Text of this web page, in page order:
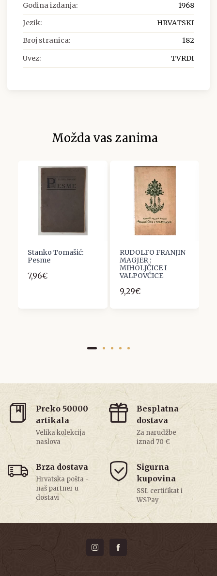
Godina izdanja: 1968
Jezik: HRVATSKI
Broj stranica: 182
Uvez: TVRDI
Možda vas zanima
Stanko Tomašić:
Pesme
7,96€
RUDOLFO FRANJIN
MAGJER :
MIHOLJČICE I
VALPOVČICE
9,29€
Preko 50000
artikala
Velika kolekcija
naslova
Besplatna
dostava
Za narudžbe
iznad 70 €
Brza dostava
Hrvatska pošta -
naš partner u
dostavi
Sigurna
kupovina
SSL certifikat i
WSPay